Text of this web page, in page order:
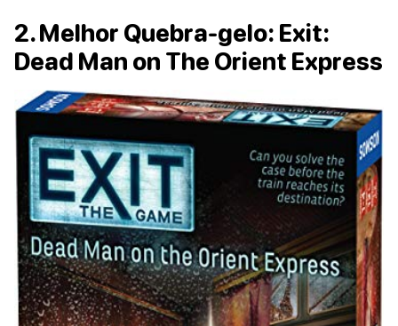
2. Melhor Quebra-gelo: Exit:
Dead Man on The Orient Express